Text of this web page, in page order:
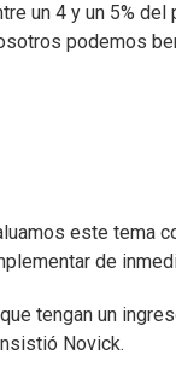
un 4 y un 5%
podemos
este tema
de
tengan un
Novick.